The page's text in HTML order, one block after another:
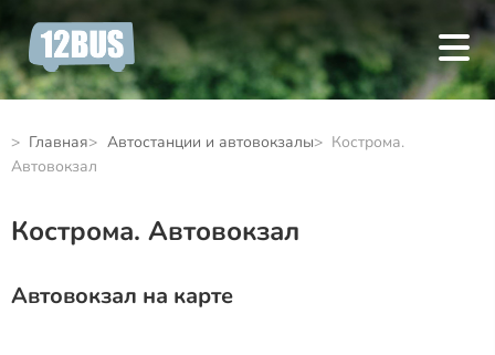
Главная Автостанции и автовокзалы
Кострома.
Автовокзал
Кострома. Автовокзал
Автовокзал на карте